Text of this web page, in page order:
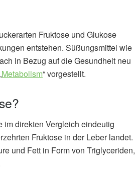
Fruktose und Glukose
entstehen. Süßungsmittel wie
in Bezug auf die Gesundheit neu
Metabolism“ vorgestellt.
im direkten Vergleich eindeutig
Fruktose in der Leber landet.
und Fett in Form von Triglyceriden,